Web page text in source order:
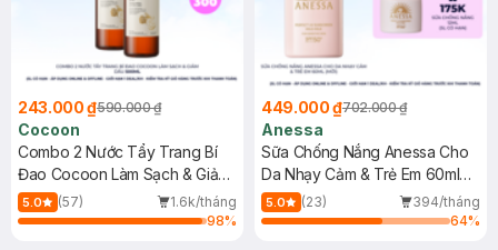
243.000 ₫590.000 ₫
Cocoon
Combo 2 Nước Tẩy Trang Bí
Đao Cocoon Làm Sạch & Giảm
Dầu 500ml
5.0 (57)
1.6k/tháng
98%
449.000 ₫702.000 ₫
Anessa
Sữa Chống Nắng Anessa Cho
Da Nhạy Cảm & Trẻ Em 60ml
(Mới)
5.0 (23)
394/tháng
64%